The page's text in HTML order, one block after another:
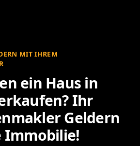
MIT IHREM
ein Haus in
Ihr
Geldern